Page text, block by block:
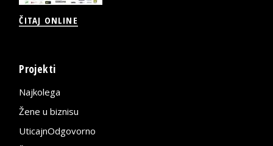
ČITAJ ONLINE
Projekti
Najkolega
Žene u biznisu
UticajnOdgovorno